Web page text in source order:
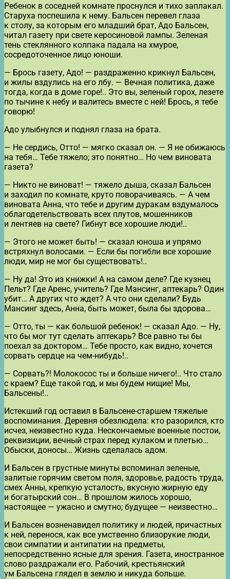
Ребенок в соседней комнате проснулся и тихо заплакал.
Старуха поспешила к нему. Бальсен перевел глаза
к столу, за которым его младший брат, Адо Бальсен,
читал газету при свете керосиновой лампы. Зеленая
тень стеклянного колпака падала на хмурое,
сосредоточенное лицо юноши.
— Брось газету, Адо! — раздраженно крикнул Бальсен,
и жилы вздулись на его лбу. — Вечная политика, даже
тогда, когда в доме горе!.. Это вы, зеленый горох, лезете
по тычине к небу и валитесь вместе с ней! Брось, я тебе
говорю!
Адо улыбнулся и поднял глаза на брата.
— Не сердись, Отто! — мягко сказал он. — Я не обижаюсь
на тебя… Тебе тяжело; это понятно… Но чем виновата
газета?
— Никто не виноват! — тяжело дыша, сказал Бальсен
и заходил по комнате, круто поворачиваясь. — А чем
виновата Анна, что тебе и другим дуракам вздумалось
облагодетельствовать всех плутов, мошенников
и лентяев на свете? Гибнут все хорошие люди!..
— Этого не может быть! — сказал юноша и упрямо
встряхнул волосами. — Если бы погибли все хорошие
люди, мир не мог бы существовать!..
— Ну да! Это из книжки! А на самом деле? Где кузнец
Пельт? Где Аренс, учитель? Где Мансинг, аптекарь? Один
убит… А других что ждет? А что они сделали? Будь
Мансинг здесь, Анна, быть может, была бы здорова…
— Отто, ты — как большой ребенок! — сказал Адо. — Ну,
что бы мог тут сделать аптекарь? Все равно ты бы
поехал за доктором… Тебе просто, как видно, хочется
сорвать сердце на чем-нибудь!..
— Сорвать?! Молокосос ты и больше ничего!.. Что стало
с краем? Еще такой год, и мы будем нищие! Мы,
Бальсены!..
Истекший год оставил в Бальсене-старшем тяжелые
воспоминания. Деревня обезлюдела: кто разорился, кто
исчез, неизвестно куда. Нескончаемые военные постои,
реквизиции, вечный страх перед кулаком и плетью…
Обыски, доносы… Жизнь сделалась адом.
И Бальсен в грустные минуты вспоминал зеленые,
залитые горячим светом поля, здоровье, радость труда,
смех Анны, крепкую усталость, вкусную жирную еду
и богатырский сон… В прошлом жилось хорошо,
настоящее — ужасно и смутно; будущее — неизвестно…
И Бальсен возненавидел политику и людей, причастных
к ней, перенося, как все умственно близорукие люди,
свои симпатии и антипатии на предметы,
непосредственно ясные для зрения. Газета, иностранное
слово раздражали его. Рабочий, крестьянский
ум Бальсена глядел в землю и никуда больше.